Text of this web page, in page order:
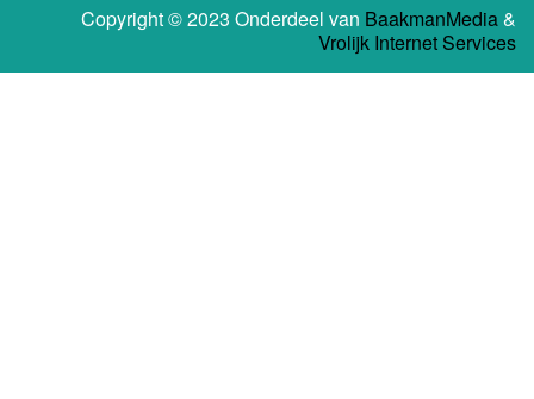
Copyright © 2023 Onderdeel van BaakmanMedia&
Vrolijk Internet Services